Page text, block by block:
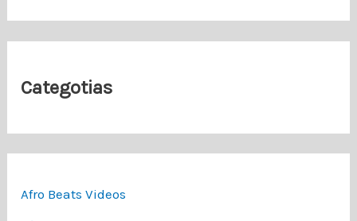
Categotias
Afro Beats Videos